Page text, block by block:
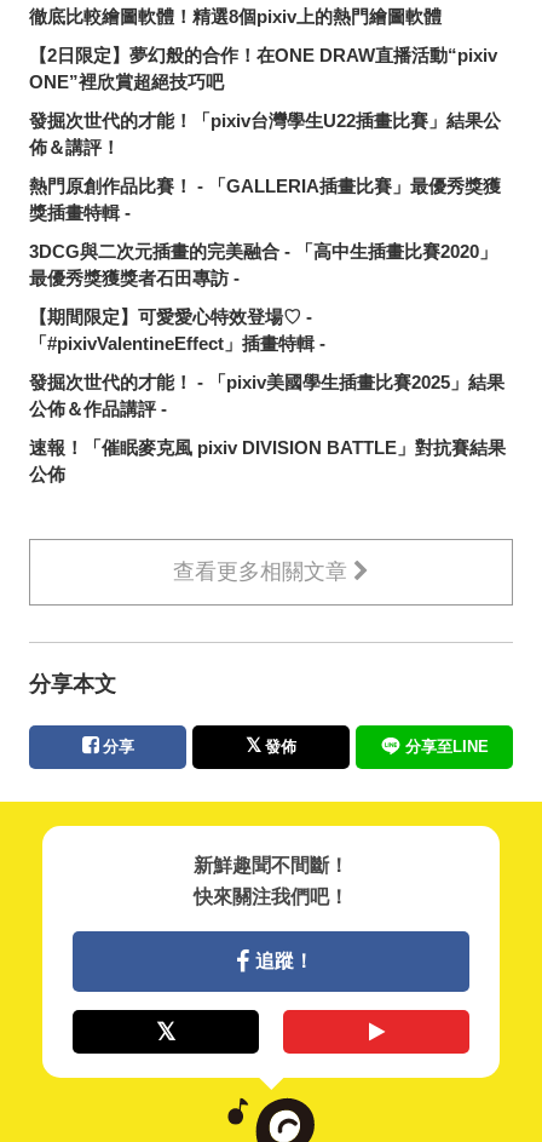
徹底比較繪圖軟體！精選8個pixiv上的熱門繪圖軟體
【2日限定】夢幻般的合作！在ONE DRAW直播活動“pixiv
ONE”裡欣賞超絕技巧吧
發掘次世代的才能！「pixiv台灣學生U22插畫比賽」結果公
佈＆講評！
熱門原創作品比賽！ - 「GALLERIA插畫比賽」最優秀獎獲
獎插畫特輯 -
3DCG與二次元插畫的完美融合 - 「高中生插畫比賽2020」
最優秀獎獲獎者石田專訪 -
【期間限定】可愛愛心特效登場♡ -
「#pixivValentineEffect」插畫特輯 -
發掘次世代的才能！ - 「pixiv美國學生插畫比賽2025」結果
公佈＆作品講評 -
速報！「催眠麥克風 pixiv DIVISION BATTLE」對抗賽結果
公佈
查看更多相關文章
分享本文
分享 發佈 分享至LINE
新鮮趣聞不間斷！
快來關注我們吧！
追蹤！